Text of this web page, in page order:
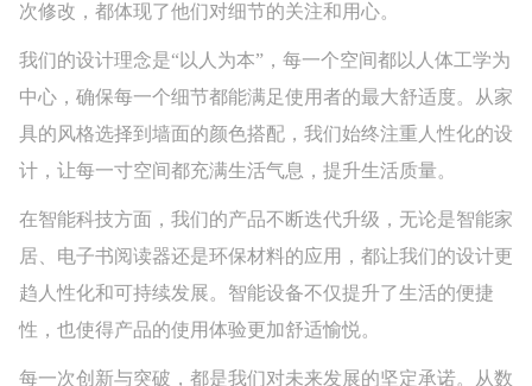
次修改，都体现了他们对细节的关注和用心。
我们的设计理念是“以人为本”，每一个空间都以人体工学为
中心，确保每一个细节都能满足使用者的最大舒适度。从家
具的风格选择到墙面的颜色搭配，我们始终注重人性化的设
计，让每一寸空间都充满生活气息，提升生活质量。
在智能科技方面，我们的产品不断迭代升级，无论是智能家
居、电子书阅读器还是环保材料的应用，都让我们的设计更
趋人性化和可持续发展。智能设备不仅提升了生活的便捷
性，也使得产品的使用体验更加舒适愉悦。
每一次创新与突破，都是我们对未来发展的坚定承诺。从数